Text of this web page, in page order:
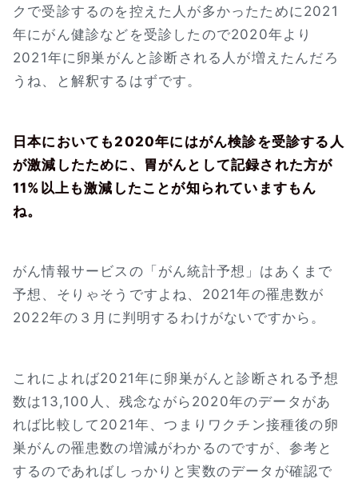
クで受診するのを控えた人が多かったために2021
年にがん健診などを受診したので2020年より
2021年に卵巣がんと診断される人が増えたんだろ
うね、と解釈するはずです。
日本においても2020年にはがん検診を受診する人
が激減したために、胃がんとして記録された方が
11%以上も激減したことが知られていますもん
ね。
がん情報サービスの「がん統計予想」はあくまで
予想、そりゃそうですよね、2021年の罹患数が
2022年の３月に判明するわけがないですから。
これによれば2021年に卵巣がんと診断される予想
数は13,100人、残念ながら2020年のデータがあ
れば比較して2021年、つまりワクチン接種後の卵
巣がんの罹患数の増減がわかるのですが、参考と
するのであればしっかりと実数のデータが確認で